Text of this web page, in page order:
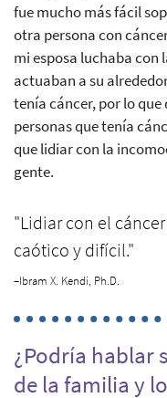
fue mucho más fácil
otra persona con
mi esposa luchaba con
actuaban a su
tenía cáncer, por lo
personas que tenía
que lidiar con la
gente.
"Lidiar con el
caótico y difícil."
–Ibram X. Kendi, Ph.D.
¿Podría hablar
de la familia y